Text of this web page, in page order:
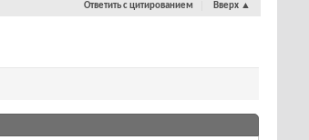
Ответить с цитированием Вверх ▲